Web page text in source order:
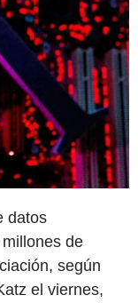
datos
de
según
el viernes,